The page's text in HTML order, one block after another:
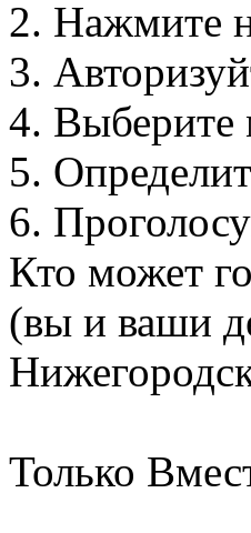
2. Нажмите
3.
4. Выберите
5.
6.
Кто может
(вы и ваши
Только